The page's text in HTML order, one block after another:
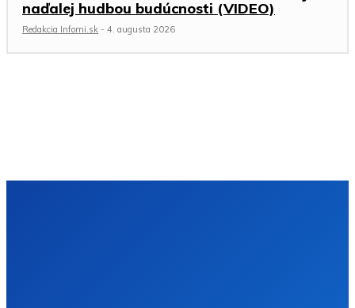
naďalej hudbou budúcnosti (VIDEO)
Redakcia Infomi.sk - 4. augusta 2026